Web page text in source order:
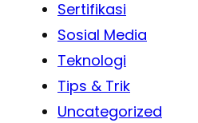
Sertifikasi
Sosial Media
Teknologi
Tips & Trik
Uncategorized